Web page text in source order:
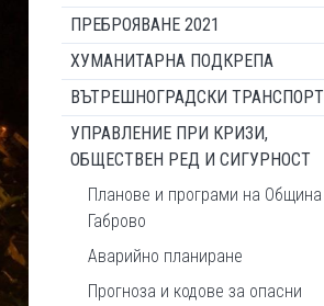
ПРЕБРОЯВАНЕ 2021
ХУМАНИТАРНА ПОДКРЕПА
ВЪТРЕШНОГРАДСКИ ТРАНСПОРТ
УПРАВЛЕНИЕ ПРИ КРИЗИ,
ОБЩЕСТВЕН РЕД И СИГУРНОСТ
Планове и програми на Община
Габрово
Аварийно планиране
Прогноза и кодове за опасни